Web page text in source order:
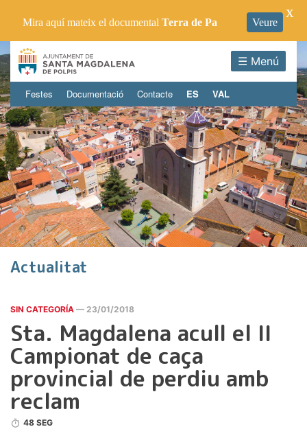
☰ Menú
Festes Documentació Contacte ES VAL
Actualitat
SIN CATEGORÍA — 23/01/2018
Sta. Magdalena acull el II
Campionat de caça
provincial de perdiu amb
reclam
48 SEG
Mira aquí mateix el documental Terra de Pa Veure
X